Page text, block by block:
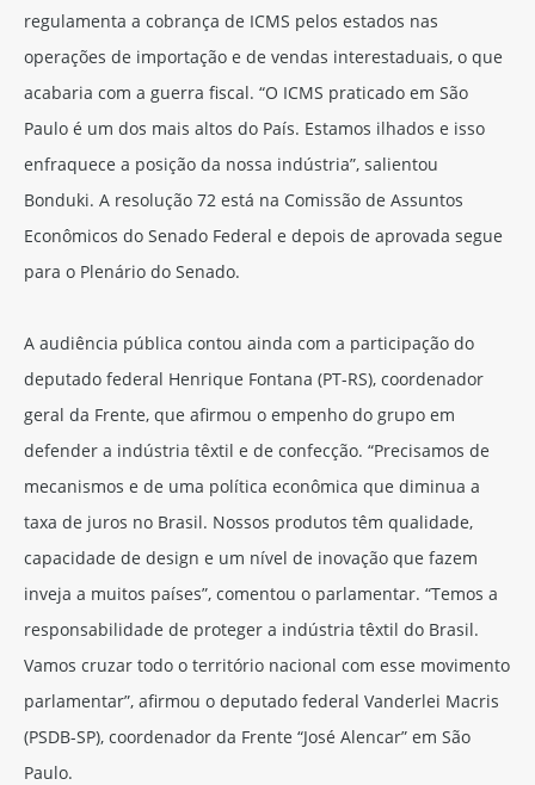
regulamenta a cobrança de ICMS pelos estados nas
operações de importação e de vendas interestaduais, o que
acabaria com a guerra fiscal. “O ICMS praticado em São
Paulo é um dos mais altos do País. Estamos ilhados e isso
enfraquece a posição da nossa indústria”, salientou
Bonduki. A resolução 72 está na Comissão de Assuntos
Econômicos do Senado Federal e depois de aprovada segue
para o Plenário do Senado.
A audiência pública contou ainda com a participação do
deputado federal Henrique Fontana (PT-RS), coordenador
geral da Frente, que afirmou o empenho do grupo em
defender a indústria têxtil e de confecção. “Precisamos de
mecanismos e de uma política econômica que diminua a
taxa de juros no Brasil. Nossos produtos têm qualidade,
capacidade de design e um nível de inovação que fazem
inveja a muitos países”, comentou o parlamentar. “Temos a
responsabilidade de proteger a indústria têxtil do Brasil.
Vamos cruzar todo o território nacional com esse movimento
parlamentar”, afirmou o deputado federal Vanderlei Macris
(PSDB-SP), coordenador da Frente “José Alencar” em São
Paulo.